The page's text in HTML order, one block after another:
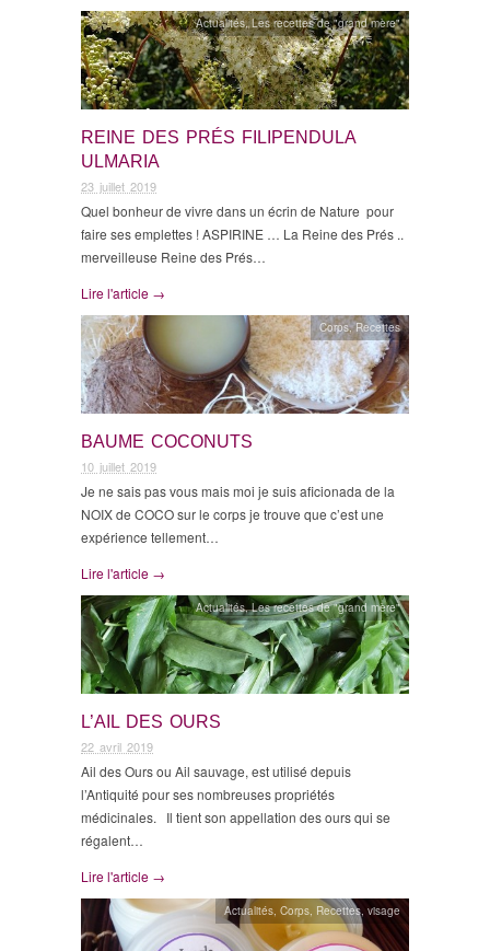
REINE DES PRÉS FILIPENDULA
ULMARIA
23 juillet 2019
Actualités,Les recettes de "grand mère"
Quel bonheur de vivre dans un écrin de Nature pour
faire ses emplettes ! ASPIRINE … La Reine des Prés ..
merveilleuse Reine des Prés…
Lire l'article →
BAUME COCONUTS
10 juillet 2019
Corps,Recettes
Je ne sais pas vous mais moi je suis aficionada de la
NOIX de COCO sur le corps je trouve que c’est une
expérience tellement…
Lire l'article →
L’AIL DES OURS
22 avril 2019
Actualités,Les recettes de "grand mère"
Ail des Ours ou Ail sauvage, est utilisé depuis
l’Antiquité pour ses nombreuses propriétés
médicinales. Il tient son appellation des ours qui se
régalent…
Lire l'article →
Actualités, Corps, Recettes, visage